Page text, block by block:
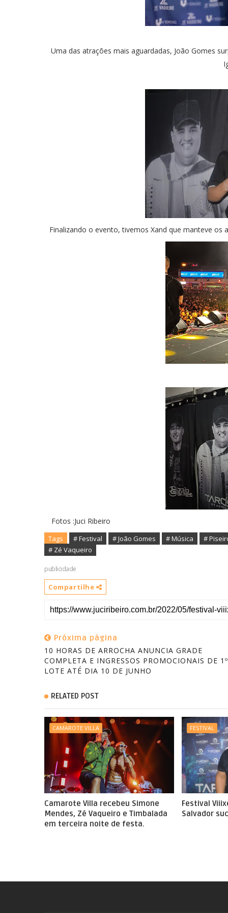
Uma das atrações mais aguardadas, João Gomes
Finalizando o evento, tivemos Xand que manteve
Fotos :Juci Ribeiro
Tags # Festival # João Gomes # Música
#
# Zé Vaqueiro
publicidade
Compartilhe
Próxima página
10 HORAS DE ARROCHA ANUNCIA GRADE
COMPLETA E INGRESSOS PROMOCIONAIS DE 1º
LOTE ATÉ DIA 10 DE JUNHO
RELATED POST
CAMAROTE VILLA
Camarote Villa recebeu Simone
Mendes, Zé Vaqueiro e Timbalada
em terceira noite de festa.
FESTIVAL
Festival
Salvador